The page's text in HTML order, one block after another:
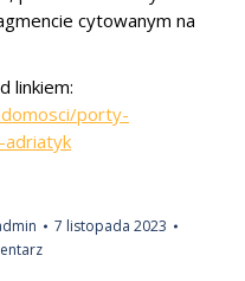
cytowanym na
linkiem:
porty-
7 listopada 2023